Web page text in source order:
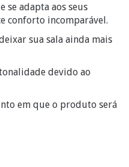
se adapta aos seus
conforto incomparável.
sua sala ainda mais
devido ao
em que o produto será